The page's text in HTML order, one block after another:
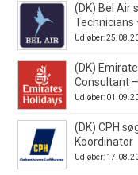
(DK) Bel Air
Technicians
Udløber:
(DK)
Consultant
Udløber:
(DK) CPH
Koordinator
Udløber: